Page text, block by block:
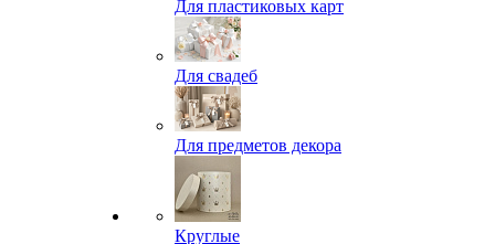
Для пластиковых карт
Для свадеб
Для предметов декора
Круглые